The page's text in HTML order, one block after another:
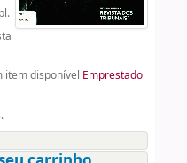
item disponível Emprestado
.